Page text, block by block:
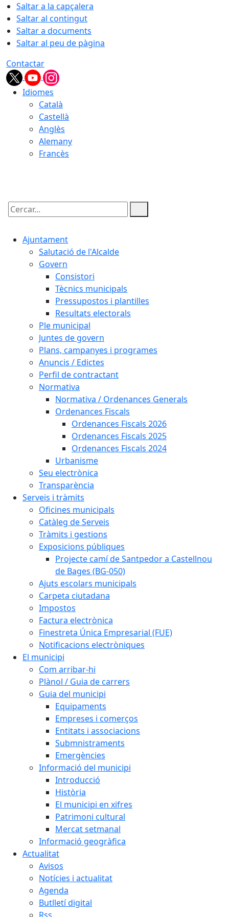
Saltar a la capçalera
Saltar al contingut
Saltar a documents
Saltar al peu de pàgina
Contactar
Idiomes
Català
Castellà
Anglès
Alemany
Francès
Cercar:
Ajuntament
Salutació de l'Alcalde
Govern
Consistori
Tècnics municipals
Pressupostos i plantilles
Resultats electorals
Ple municipal
Juntes de govern
Plans, campanyes i programes
Anuncis / Edictes
Perfil de contractant
Normativa
Normativa / Ordenances Generals
Ordenances Fiscals
Ordenances Fiscals 2026
Ordenances Fiscals 2025
Ordenances Fiscals 2024
Urbanisme
Seu electrònica
Transparència
Serveis i tràmits
Oficines municipals
Catàleg de Serveis
Tràmits i gestions
Exposicions públiques
Projecte camí de Santpedor a Castellnou
de Bages (BG-050)
Ajuts escolars municipals
Carpeta ciutadana
Impostos
Factura electrònica
Finestreta Única Empresarial (FUE)
Notificacions electròniques
El municipi
Com arribar-hi
Plànol / Guia de carrers
Guia del municipi
Equipaments
Empreses i comerços
Entitats i associacions
Submnistraments
Emergències
Informació del municipi
Introducció
Història
El municipi en xifres
Patrimoni cultural
Mercat setmanal
Informació geogràfica
Actualitat
Avisos
Notícies i actualitat
Agenda
Butlletí digital